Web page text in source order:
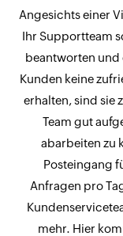
Angesichts einer
Ihr Supportteam
beantworten und
Kunden keine
erhalten, sind sie
Team gut
abarbeiten zu
Posteingang
Anfragen pro
mehr. Hier